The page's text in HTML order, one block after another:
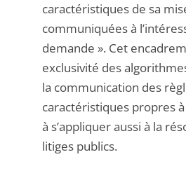
caractéristiques de sa
communiquées à
demande ». Cet
exclusivité des
la communication des
caractéristiques propres
à s’appliquer aussi à la
litiges publics.